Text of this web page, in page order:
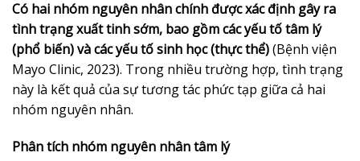
Có hai nhóm nguyên nhân chính được xác định gây ra
tình trạng xuất tinh sớm, bao gồm các yếu tố tâm lý
(phổ biến) và các yếu tố sinh học (thực thể)(Bệnh viện
Mayo Clinic, 2023). Trong nhiều trường hợp, tình trạng
này là kết quả của sự tương tác phức tạp giữa cả hai
nhóm nguyên nhân.
Phân tích nhóm nguyên nhân tâm lý